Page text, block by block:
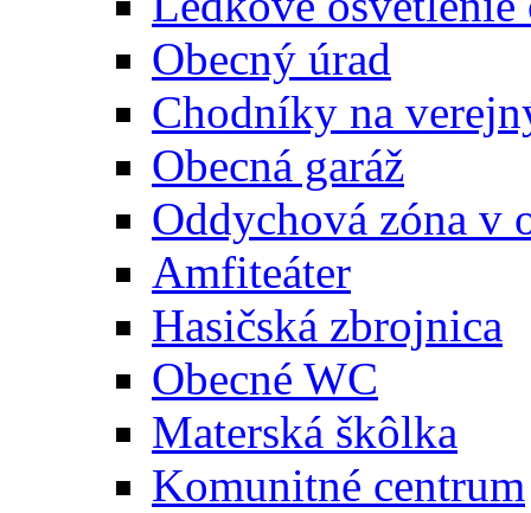
Obecný úrad
Chodníky na
Obecná garáž
Oddychová zóna v
Amfiteáter
Hasičská zbrojnica
Obecné WC
Materská škôlka
Komunitné centrum